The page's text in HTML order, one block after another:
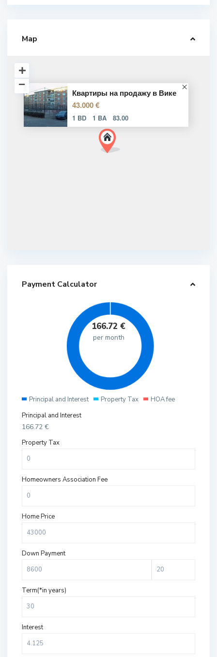
Map
Квартиры на продажу в Вике
43.000 €
1 BD 1 BA 83.00
Payment Calculator
166.72 €
per month
Principal and Interest Property Tax
HOA fee
Principal and Interest
166.72 €
Property Tax
Homeowners Association Fee
Home Price
Down Payment
Term(*in years)
Interest